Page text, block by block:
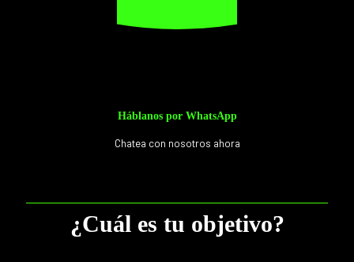
Háblanos por WhatsApp
Chatea con nosotros ahora
¿Cuál es tu objetivo?